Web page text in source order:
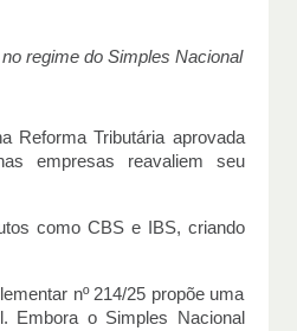
regime do Simples Nacional
Reforma Tributária aprovada
empresas reavaliem seu
como CBS e IBS, criando
nº 214/25 propõe uma
Embora o Simples Nacional